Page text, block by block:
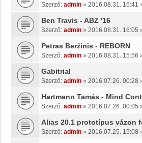
Szerző: admin » 2016.08.31. 16:41
Ben Travis - ABZ '16
Szerző: admin » 2016.08.31. 16:05
Petras Beržinis - REBORN
Szerző: admin » 2016.08.31. 15:56
Gabitrial
Szerző: admin » 2016.07.26. 00:28
Hartmann Tamás - Mind
Szerző: admin » 2016.07.26. 00:05
Alias 20.1 prototípus vázon
Szerző: admin » 2016.07.25. 15:08